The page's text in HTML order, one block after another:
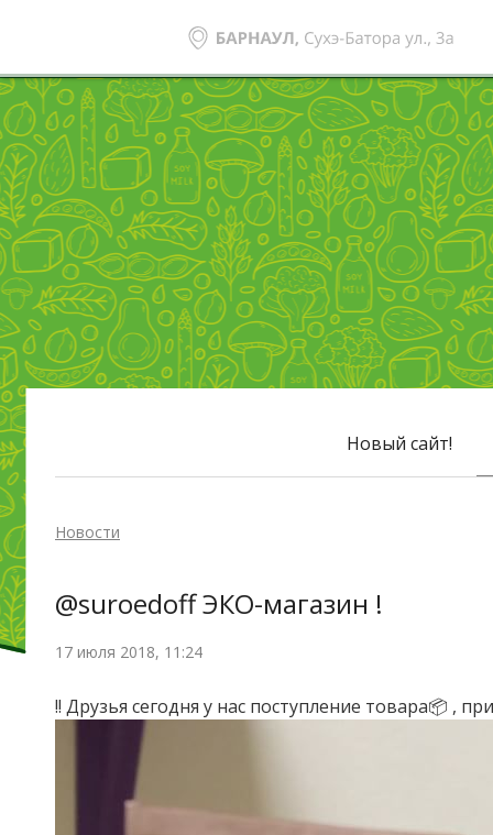
Новый сайт!
Новости
@suroedoff ЭКО-магазин !
17 июля 2018, 11:24
!! Друзья сегодня у нас поступление товара📦 ,